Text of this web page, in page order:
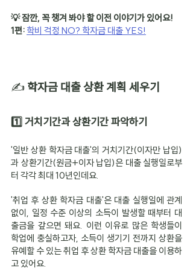
💡 잠깐, 꼭 챙겨 봐야 할 이전 이야기가 있어요!
1편: 학비 걱정 NO? 학자금 대출 YES!
✍️ 학자금 대출 상환 계획 세우기
1️⃣ 거치기간과 상환기간 파악하기
'일반 상환 학자금 대출'의 거치기간(이자만 납입)
과 상환기간(원금+이자 납입)은 대출 실행일로부
터 각각 최대 10년인데요.
'취업 후 상환 학자금 대출'은 대출 실행일에 관계
없이, 일정 수준 이상의 소득이 발생할 때부터 대
출금을 갚으면 돼요. 이런 이유로 많은 학생들이
학업에 충실하고자, 소득이 생기기 전까지 상환을
유예할 수 있는 취업 후 상환 학자금 대출을 이용하
고 있어요.